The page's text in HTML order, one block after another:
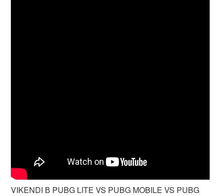
VIKENDI В PUBG LITE VS PUBG MOBILE VS PUBG